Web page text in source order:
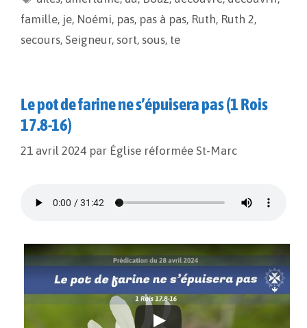
o
n
famille, je, Noémi, pas, pas à pas, Ruth, Ruth 2,
secours, Seigneur, sort, sous, te
Le pot de farine ne s’épuisera pas (1 Rois
17.8-16)
21 avril 2024 par Église réformée St-Marc